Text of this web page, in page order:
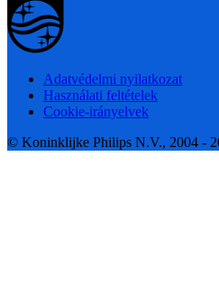
Adatvédelmi nyilatkozat
Használati feltételek
Cookie-irányelvek
© Koninklijke Philips N.V., 2004 -